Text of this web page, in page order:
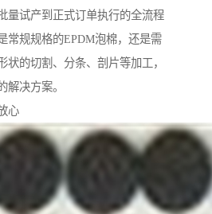
量试产到正式订单执行的全流程
常规规格的EPDM泡棉，还是需
状的切割、分条、剖片等加工，
解决方案。
心